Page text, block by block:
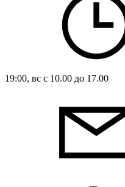
19:00, вс с 10.00 до 17.00